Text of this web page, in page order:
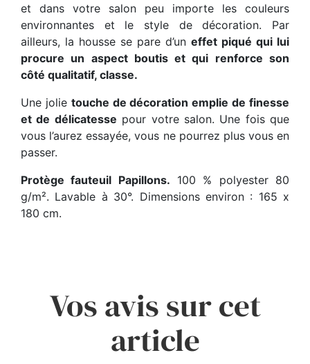
et dans votre salon peu importe les couleurs
environnantes et le style de décoration. Par
ailleurs, la housse se pare d’un effet piqué qui lui
procure un aspect boutis et qui renforce son
côté qualitatif, classe.
Une jolie touche de décoration emplie de finesse
et de délicatesse pour votre salon. Une fois que
vous l’aurez essayée, vous ne pourrez plus vous en
passer.
Protège fauteuil Papillons. 100 % polyester 80
g/m². Lavable à 30°. Dimensions environ : 165 x
180 cm.
Vos avis sur cet
article